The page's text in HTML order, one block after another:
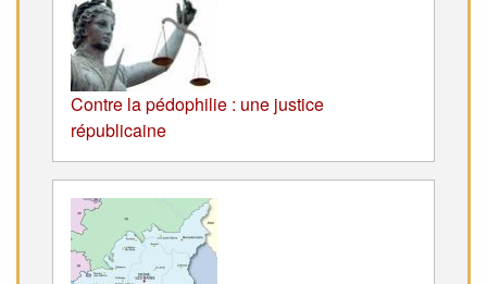
Contre la pédophilie : une justice
républicaine